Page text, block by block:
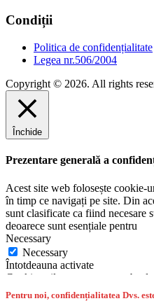
Condiții
Politica de confidențialitate
Legea nr.506/2004
Copyright © 2026. All rights
Pentru noi, confidențialitatea Dvs.
Închide
Prezentare generală a
Acest site web folosește cookie-
în timp ce navigați pe site. Din
sunt clasificate ca fiind necesare
deoarece sunt esențiale pentru
Necessary
Necessary
Întotdeauna activate
Cookie-urile necesare sunt
funcționeze corect. Această